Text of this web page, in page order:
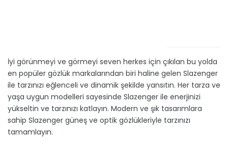
İyi görünmeyi ve görmeyi seven herkes için çıkılan bu yolda
en popüler gözlük markalarından biri haline gelen Slazenger
ile tarzınızı eğlenceli ve dinamik şekilde yansıtın. Her tarza ve
yaşa uygun modelleri sayesinde Slazenger ile enerjinizi
yükseltin ve tarzınızı katlayın. Modern ve şık tasarımlara
sahip Slazenger güneş ve optik gözlükleriyle tarzınızı
tamamlayın.